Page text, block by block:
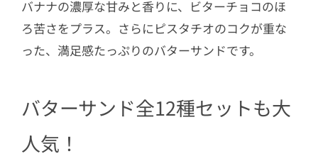
バナナの濃厚な甘みと香りに、ビターチョコのほ
ろ苦さをプラス。さらにピスタチオのコクが重な
った、満足感たっぷりのバターサンドです。
バターサンド全12種セットも大
人気！